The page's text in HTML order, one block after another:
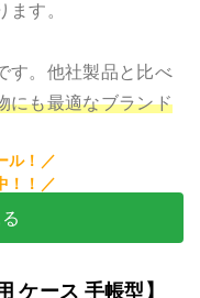
す。
す。他社製品と比べ
にも最適なブランド
ケース 手帳型】